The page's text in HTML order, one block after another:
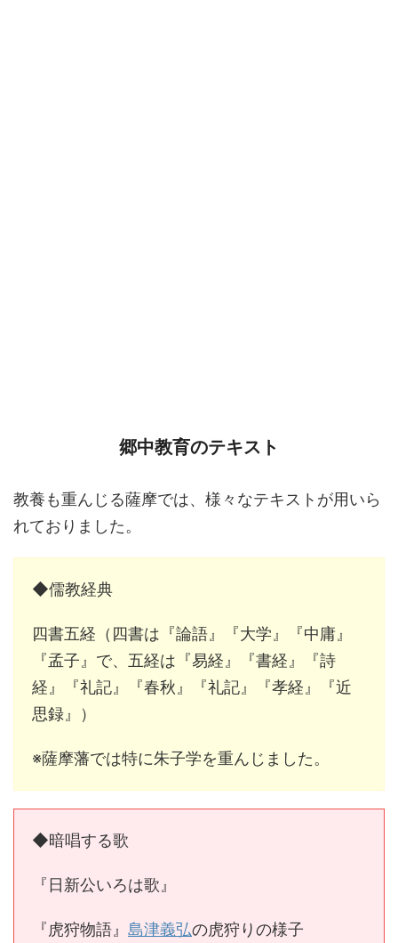
郷中教育のテキスト
教養も重んじる薩摩では、様々なテキストが用いら
れておりました。
◆儒教経典
四書五経（四書は『論語』『大学』『中庸』
『孟子』で、五経は『易経』『書経』『詩
経』『礼記』『春秋』『礼記』『孝経』『近
思録』）
※薩摩藩では特に朱子学を重んじました。
◆暗唱する歌
『日新公いろは歌』
『虎狩物語』 島津義弘の虎狩りの様子